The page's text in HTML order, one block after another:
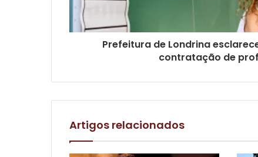
Prefeitura de Londrina
contratação de
Artigos relacionados